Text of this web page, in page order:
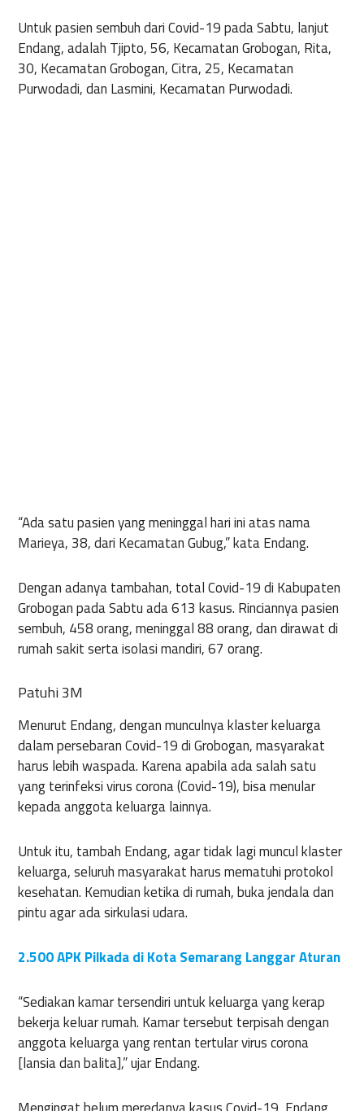
Untuk pasien sembuh dari Covid-19 pada Sabtu, lanjut
Endang, adalah Tjipto, 56, Kecamatan Grobogan, Rita,
30, Kecamatan Grobogan, Citra, 25, Kecamatan
Purwodadi, dan Lasmini, Kecamatan Purwodadi.
“Ada satu pasien yang meninggal hari ini atas nama
Marieya, 38, dari Kecamatan Gubug,” kata Endang.
Dengan adanya tambahan, total Covid-19 di Kabupaten
Grobogan pada Sabtu ada 613 kasus. Rinciannya pasien
sembuh, 458 orang, meninggal 88 orang, dan dirawat di
rumah sakit serta isolasi mandiri, 67 orang.
Patuhi 3M
Menurut Endang, dengan munculnya klaster keluarga
dalam persebaran Covid-19 di Grobogan, masyarakat
harus lebih waspada. Karena apabila ada salah satu
yang terinfeksi virus corona (Covid-19), bisa menular
kepada anggota keluarga lainnya.
Untuk itu, tambah Endang, agar tidak lagi muncul klaster
keluarga, seluruh masyarakat harus mematuhi protokol
kesehatan. Kemudian ketika di rumah, buka jendala dan
pintu agar ada sirkulasi udara.
2.500 APK Pilkada di Kota Semarang Langgar Aturan
“Sediakan kamar tersendiri untuk keluarga yang kerap
bekerja keluar rumah. Kamar tersebut terpisah dengan
anggota keluarga yang rentan tertular virus corona
[lansia dan balita],” ujar Endang.